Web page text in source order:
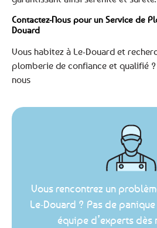
Contactez-Nous pour un Service de
Douard
Vous habitez à Le-Douard et
plomberie de confiance et qualifié
nous
Vous rencontrez un
Le-Douard ? Pas de
équipe d’experts dès